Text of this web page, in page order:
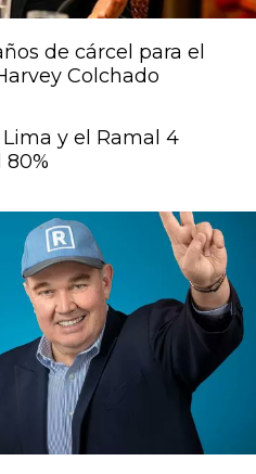
de cárcel para el
Colchado
y el Ramal 4